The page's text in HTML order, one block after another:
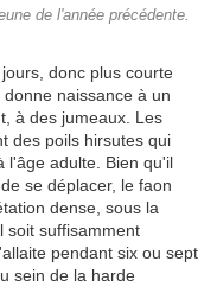
de l'année précédente.
donc plus courte
naissance à un
à des jumeaux. Les
des poils hirsutes qui
l'âge adulte. Bien qu'il
se déplacer, le faon
dense, sous la
soit suffisamment
pendant six ou sept
sein de la harde